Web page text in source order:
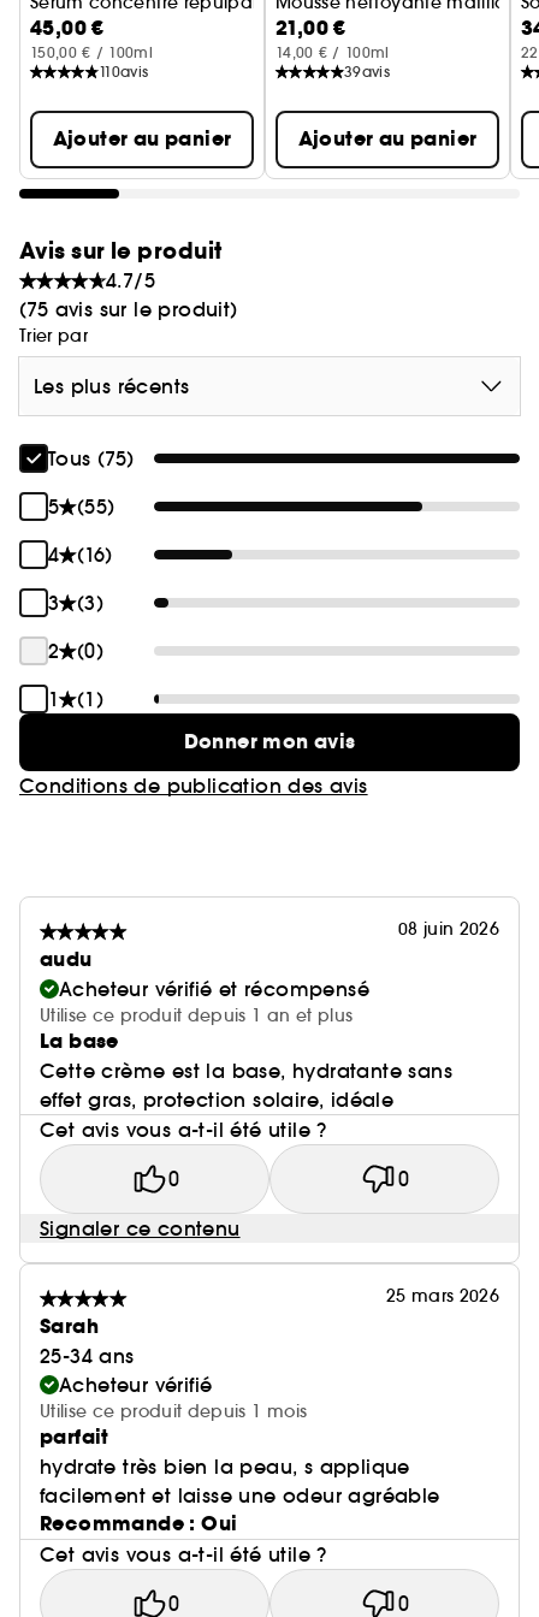
45,00 €
150,00 € / 100ml
110avis
Ajouter au panier
21,00 €
14,00 € / 100ml
39avis
Ajouter au panier
Avis sur le produit
4.7/5
(75 avis sur le produit)
Trier par
Les plus récents
Tous (75)
5
(55)
4
(16)
3
(3)
2
(0)
1
(1)
Donner mon avis
Conditions de publication des avis
08 juin 2026
audu
Acheteur vérifié et récompensé
Utilise ce produit depuis 1 an et plus
La base
Cette crème est la base, hydratante sans
effet gras, protection solaire, idéale
Cet avis vous a-t-il été utile ?
0 0
Signaler ce contenu
25 mars 2026
Sarah
25-34 ans
Acheteur vérifié
Utilise ce produit depuis 1 mois
parfait
hydrate très bien la peau, s applique
facilement et laisse une odeur agréable
Recommande : Oui
Cet avis vous a-t-il été utile ?
0 0